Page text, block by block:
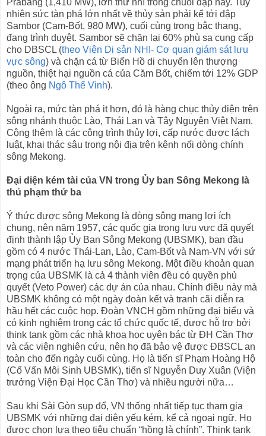
Prabang (1,410 MW), lớn thứ nhì trong chuỗi đập này. Tuy
nhiên sức tàn phá lớn nhất về thủy sản phải kể tới đập
Sambor (Cam-Bốt, 980 MW), cuối cùng trong bậc thang,
đang trình duyệt. Sambor sẽ chặn lại 60% phù sa cung cấp
cho DBSCL (theo Viện Di sản NHI- Cơ quan giám sát lưu
vực sông) và chặn cá từ Biển Hồ di chuyển lên thượng
nguồn, thiệt hại nguồn cá của Căm Bốt, chiếm tới 12% GDP
(theo ông Ngô Thế Vinh).
Ngoài ra, mức tàn phá it hơn, đó là hàng chục thủy điện trên
sông nhánh thuộc Lào, Thái Lan và Tây Nguyên Việt Nam.
Cộng thêm là các công trình thủy lợi, cấp nước được lách
luật, khai thác sâu trong nội địa trên kênh nối dòng chính
sông Mekong.
Đại diện kém tài của VN trong Ủy ban Sông Mekong là
thủ phạm thứ ba
Ý thức được sông Mekong là dòng sông mang lợi ích
chung, nên năm 1957, các quốc gia trong lưu vực đã quyết
định thành lập Ủy Ban Sông Mekong (UBSMK), ban đầu
gồm có 4 nước Thái-Lan, Lào, Cam-Bốt và Nam-VN với sứ
mạng phát triển hạ lưu sông Mekong. Một điều khoản quan
trọng của UBSMK là cả 4 thành viên đều có quyền phủ
quyết (Veto Power) các dự án của nhau. Chính điều này mà
UBSMK không có một ngày đoàn kết và tranh cãi diễn ra
hầu hết các cuộc họp. Đoàn VNCH gồm những đại biểu và
có kinh nghiệm trong các tổ chức quốc tế, được hỗ trợ bởi
think tank gồm các nhà khoa học uyên bác từ ĐH Cần Thơ
và các viện nghiên cứu, nên họ đã bảo vệ được ĐBSCL an
toàn cho đến ngày cuối cùng. Họ là tiến sĩ Phạm Hoàng Hộ
(Cố Vấn Môi Sinh UBSMK), tiến sĩ Nguyễn Duy Xuân (Viện
trưởng Viện Đại Học Cần Thơ) và nhiều người nữa…
Sau khi Sài Gòn sụp đổ, VN thống nhất tiếp tục tham gia
UBSMK với những đại diện yếu kém, kể cả ngoại ngữ. Họ
được chọn lựa theo tiêu chuẩn “hồng là chính”. Think tank